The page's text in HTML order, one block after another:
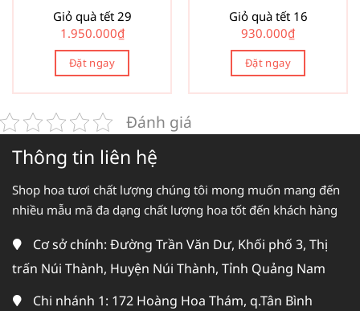
Giỏ quà tết 29
1.950.000₫
Đặt ngay
Giỏ quà tết 16
930.000₫
Đặt ngay
Đánh giá
Thông tin liên hệ
Shop hoa tươi chất lượng chúng tôi mong muốn mang đến
nhiều mẫu mã đa dạng chất lượng hoa tốt đến khách hàng
Cơ sở chính: Đường Trần Văn Dư, Khối phố 3, Thị
trấn Núi Thành, Huyện Núi Thành, Tỉnh Quảng Nam
Chi nhánh 1: 172 Hoàng Hoa Thám, q.Tân Bình